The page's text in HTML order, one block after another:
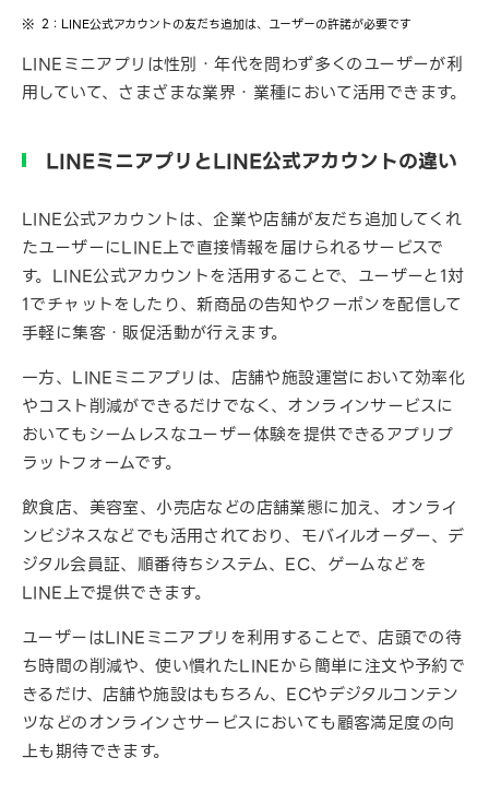
2：LINE公式アカウントの友だち追加は、ユーザーの許諾が必要です
LINEミニアプリは性別・年代を問わず多くのユーザーが利
用していて、さまざまな業界・業種において活用できます。
LINEミニアプリとLINE公式アカウントの違い
LINE公式アカウントは、企業や店舗が友だち追加してくれ
たユーザーにLINE上で直接情報を届けられるサービスで
す。LINE公式アカウントを活用することで、ユーザーと1対
1でチャットをしたり、新商品の告知やクーポンを配信して
手軽に集客・販促活動が行えます。
一方、LINEミニアプリは、店舗や施設運営において効率化
やコスト削減ができるだけでなく、オンラインサービスに
おいてもシームレスなユーザー体験を提供できるアプリプ
ラットフォームです。
飲食店、美容室、小売店などの店舗業態に加え、オンライ
ンビジネスなどでも活用されており、モバイルオーダー、デ
ジタル会員証、順番待ちシステム、EC、ゲームなどを
LINE上で提供できます。
ユーザーはLINEミニアプリを利用することで、店頭での待
ち時間の削減や、使い慣れたLINEから簡単に注文や予約で
きるだけ、店舗や施設はもちろん、ECやデジタルコンテン
ツなどのオンラインさサービスにおいても顧客満足度の向
上も期待できます。